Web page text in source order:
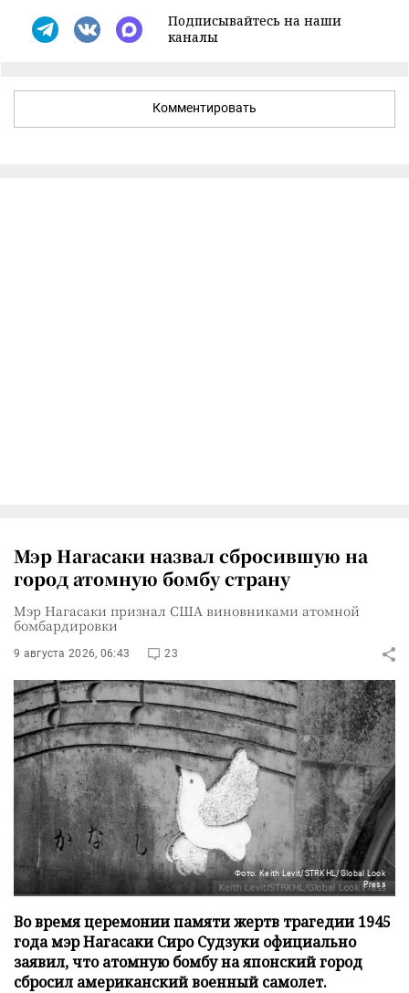
Подписывайтесь на наши
каналы
Комментировать
Мэр Нагасаки назвал сбросившую на
город атомную бомбу страну
Мэр Нагасаки признал США виновниками атомной
бомбардировки
9 августа 2026, 06:43 23
Фото: Keith Levit/STRKHL/Global Look
Press
Во время церемонии памяти жертв трагедии 1945
года мэр Нагасаки Сиро Судзуки официально
заявил, что атомную бомбу на японский город
сбросил американский военный самолет.